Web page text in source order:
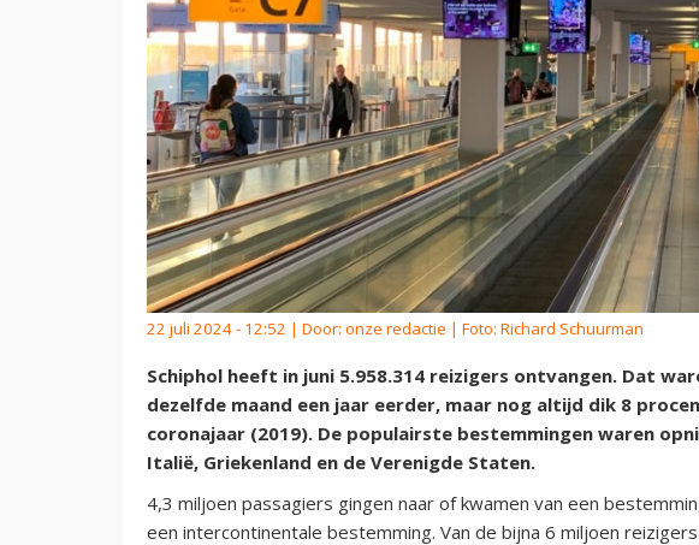
22 juli 2024 - 12:52 | Door: onze redactie | Foto: Richard Schuurman
Schiphol heeft in juni 5.958.314 reizigers ontvangen. Dat
dezelfde maand een jaar eerder, maar nog altijd dik 8
coronajaar (2019). De populairste bestemmingen waren
Italië, Griekenland en de Verenigde Staten.
4,3 miljoen passagiers gingen naar of kwamen van een
een intercontinentale bestemming. Van de bijna 6 miljoen